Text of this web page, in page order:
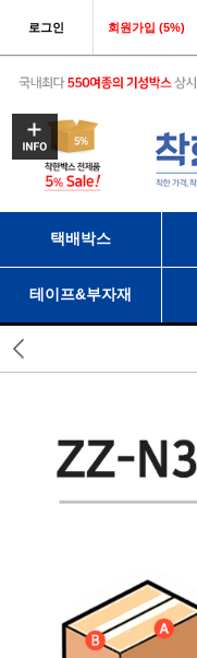
로그인 회원가입 (5%)
택배박스
테이프&부자재